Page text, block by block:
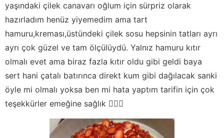
yaşındaki çilek canavarı oğlum için sürpriz olarak
hazırladım henüz yiyemedim ama tart
hamuru,kreması,üstündeki çilek sosu hepsinin tatları ayrı
ayrı çok güzel ve tam ölçülüydü. Yalnız hamuru kıtır
olmalı evet ama biraz fazla kıtır oldu gibi geldi baya
sert hani çatalı batırınca direkt kum gibi dağılacak sanki
öyle mi olmalı yoksa ben mi hata yaptım tarifin için çok
teşekkürler emeğine sağlık 🙋🏻‍♀️